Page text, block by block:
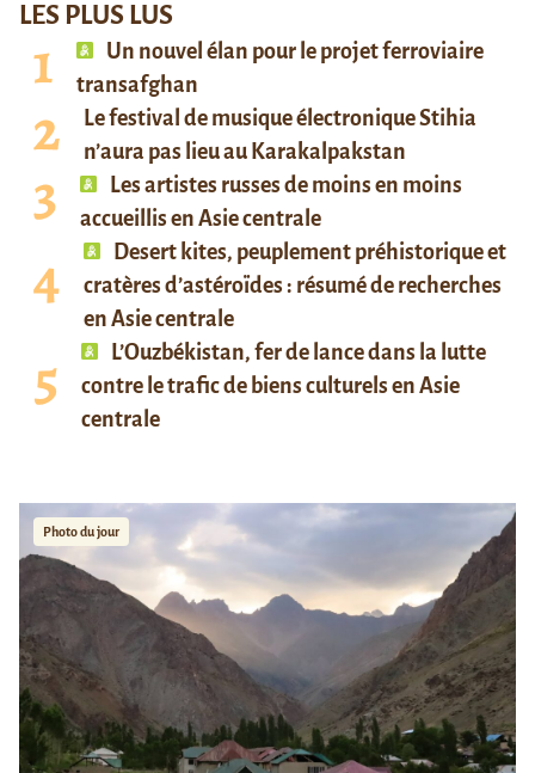
LES PLUS LUS
Un nouvel élan pour le projet ferroviaire
transafghan
Le festival de musique électronique Stihia
n’aura pas lieu au Karakalpakstan
Les artistes russes de moins en moins
accueillis en Asie centrale
Desert kites, peuplement préhistorique et
cratères d’astéroïdes : résumé de recherches
en Asie centrale
L’Ouzbékistan, fer de lance dans la lutte
contre le trafic de biens culturels en Asie
centrale
Photo du jour